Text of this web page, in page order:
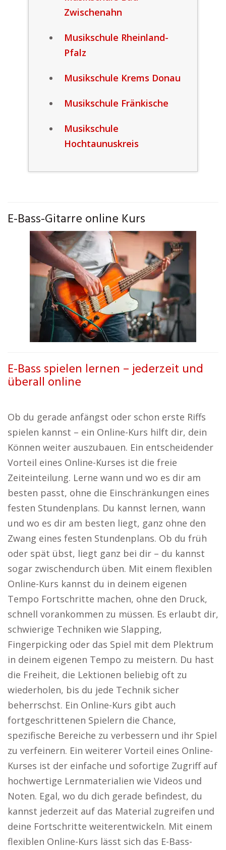
Zwischenahn
Musikschule Rheinland-
Pfalz
Musikschule Krems Donau
Musikschule Fränkische
Musikschule
Hochtaunuskreis
E-Bass-Gitarre online Kurs
E-Bass spielen lernen – jederzeit und
überall online
Ob du gerade anfängst oder schon erste Riffs
spielen kannst – ein Online-Kurs hilft dir, dein
Können weiter auszubauen. Ein entscheidender
Vorteil eines Online-Kurses ist die freie
Zeiteinteilung. Lerne wann und wo es dir am
besten passt, ohne die Einschränkungen eines
festen Stundenplans. Du kannst lernen, wann
und wo es dir am besten liegt, ganz ohne den
Zwang eines festen Stundenplans. Ob du früh
oder spät übst, liegt ganz bei dir – du kannst
sogar zwischendurch üben. Mit einem flexiblen
Online-Kurs kannst du in deinem eigenen
Tempo Fortschritte machen, ohne den Druck,
schnell vorankommen zu müssen. Es erlaubt dir,
schwierige Techniken wie Slapping,
Fingerpicking oder das Spiel mit dem Plektrum
in deinem eigenen Tempo zu meistern. Du hast
die Freiheit, die Lektionen beliebig oft zu
wiederholen, bis du jede Technik sicher
beherrschst. Ein Online-Kurs gibt auch
fortgeschrittenen Spielern die Chance,
spezifische Bereiche zu verbessern und ihr Spiel
zu verfeinern. Ein weiterer Vorteil eines Online-
Kurses ist der einfache und sofortige Zugriff auf
hochwertige Lernmaterialien wie Videos und
Noten. Egal, wo du dich gerade befindest, du
kannst jederzeit auf das Material zugreifen und
deine Fortschritte weiterentwickeln. Mit einem
flexiblen Online-Kurs lässt sich das E-Bass-